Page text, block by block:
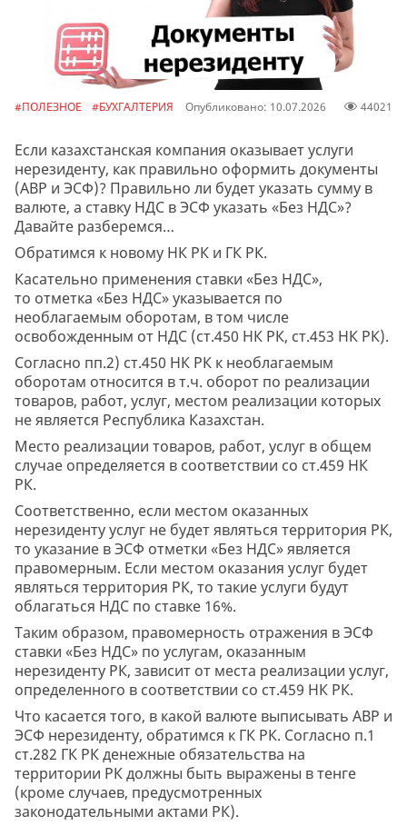
#ПОЛЕЗНОЕ #БУХГАЛТЕРИЯ Опубликовано: 10.07.2026 44021
Если казахстанская компания оказывает услуги
нерезиденту, как правильно оформить документы
(АВР и ЭСФ)? Правильно ли будет указать сумму в
валюте, а ставку НДС в ЭСФ указать «Без НДС»?
Давайте разберемся…
Обратимся к новому НК РК и ГК РК.
Касательно применения ставки «Без НДС»,
то отметка «Без НДС» указывается по
необлагаемым оборотам, в том числе
освобожденным от НДС (ст.450 НК РК, ст.453 НК РК).
Согласно пп.2) ст.450 НК РК к необлагаемым
оборотам относится в т.ч. оборот по реализации
товаров, работ, услуг, местом реализации которых
не является Республика Казахстан.
Место реализации товаров, работ, услуг в общем
случае определяется в соответствии со ст.459 НК
РК.
Соответственно, если местом оказанных
нерезиденту услуг не будет являться территория РК,
то указание в ЭСФ отметки «Без НДС» является
правомерным. Если местом оказания услуг будет
являться территория РК, то такие услуги будут
облагаться НДС по ставке 16%.
Таким образом, правомерность отражения в ЭСФ
ставки «Без НДС» по услугам, оказанным
нерезиденту РК, зависит от места реализации услуг,
определенного в соответствии со ст.459 НК РК.
Что касается того, в какой валюте выписывать АВР и
ЭСФ нерезиденту, обратимся к ГК РК. Согласно п.1
ст.282 ГК РК денежные обязательства на
территории РК должны быть выражены в тенге
(кроме случаев, предусмотренных
законодательными актами РК).